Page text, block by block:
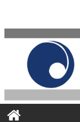
content